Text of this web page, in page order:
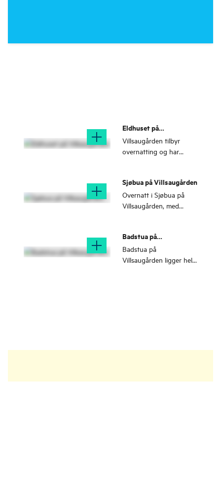
Eldhuset på
Villsaugården
Villsaugården tilbyr
overnatting og har
verdens fineste utsikt.
Sjøbua på Villsaugården
Overnatt i Sjøbua på
Villsaugården, med
Badstua på
Villsaugården
Badstua på
Villsaugården ligger helt